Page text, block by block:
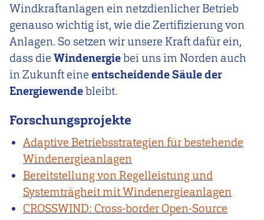
Windkraftanlagen ein netzdienlicher Betrieb
genauso wichtig ist, wie die Zertifizierung von
Anlagen. So setzen wir unsere Kraft dafür ein,
dass die Windenergiebei uns im Norden auch
in Zukunft eine entscheidende Säule der
Energiewendebleibt.
Forschungsprojekte
Adaptive Betriebsstrategien für bestehende
Windenergieanlagen
Bereitstellung von Regelleistung und
Systemträgheit mit Windenergieanlagen
CROSSWIND: Cross-border Open-Source